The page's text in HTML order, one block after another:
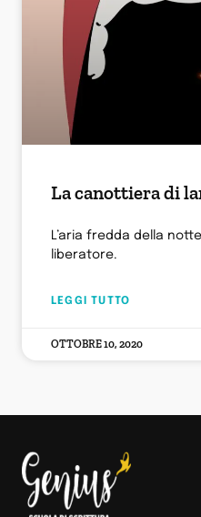
La canottiera di
L’aria fredda della
liberatore.
LEGGI TUTTO
OTTOBRE 10, 2020